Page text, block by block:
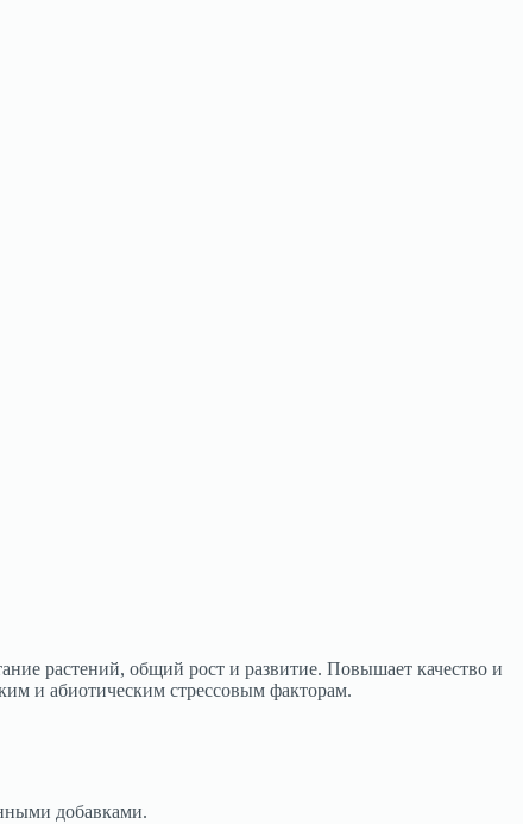
растений, общий рост и развитие. Повышает качество и
и абиотическим стрессовым факторам.
добавками.